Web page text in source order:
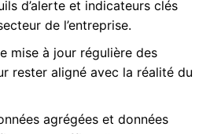
d’alerte et indicateurs clés
de l’entreprise.
mise à jour régulière des
rester aligné avec la réalité du
agrégées et données